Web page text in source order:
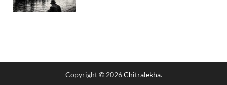
Copyright © 2026Chitralekha.